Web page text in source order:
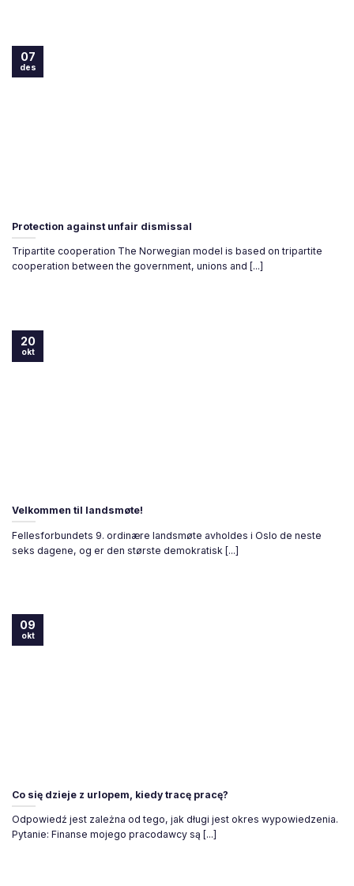
Protection against unfair dismissal
Tripartite cooperation The Norwegian model is based on tripartite
cooperation between the government, unions and [...]
07
des
Velkommen til landsmøte!
Fellesforbundets 9. ordinære landsmøte avholdes i Oslo de neste
seks dagene, og er den største demokratisk [...]
20
okt
Co się dzieje z urlopem, kiedy tracę pracę?
Odpowiedź jest zależna od tego, jak długi jest okres wypowiedzenia.
Pytanie: Finanse mojego pracodawcy są [...]
09
okt